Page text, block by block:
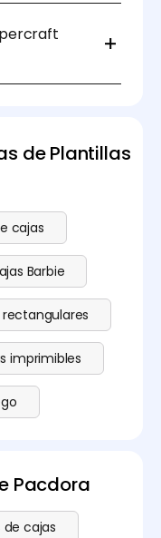
o cinta
de Plantillas
cajas
Barbie
imprimibles
Pacdora
cajas